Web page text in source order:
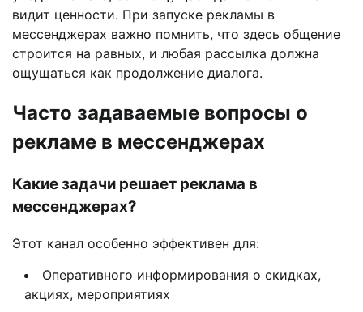
видит ценности. При запуске рекламы в
мессенджерах важно помнить, что здесь общение
строится на равных, и любая рассылка должна
ощущаться как продолжение диалога.
Часто задаваемые вопросы о
рекламе в мессенджерах
Какие задачи решает реклама в
мессенджерах?
Этот канал особенно эффективен для:
Оперативного информирования о скидках,
акциях, мероприятиях